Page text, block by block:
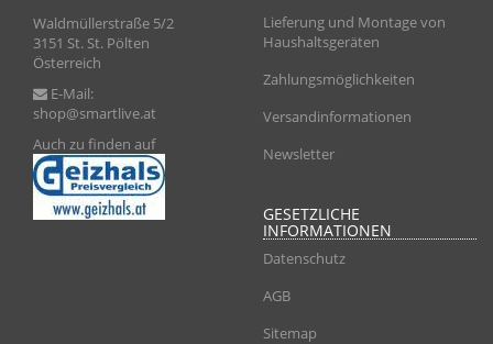
Waldmüllerstraße 5/2
3151 St. St. Pölten
Österreich
E-Mail:
shop@smartlive.at
Auch zu finden auf
Lieferung und Montage von
Haushaltsgeräten
Zahlungsmöglichkeiten
Versandinformationen
Newsletter
GESETZLICHE
INFORMATIONEN
Datenschutz
AGB
Sitemap